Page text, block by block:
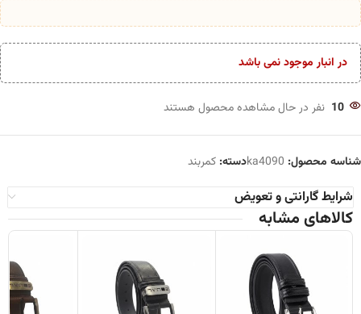
در انبار موجود نمی باشد
10 نفر در حال مشاهده محصول هستند
شناسه محصول: ka4090دسته: کمربند
شرایط گارانتی و تعویض
کالاهای مشابه